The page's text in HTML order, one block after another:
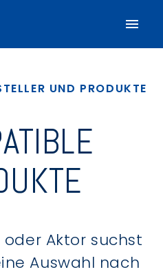
UND PRODUKTE
oder Aktor suchst
Auswahl nach